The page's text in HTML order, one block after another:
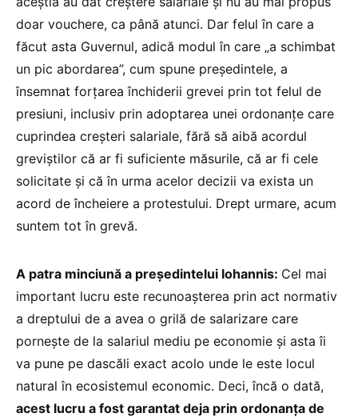
doar vouchere, ca până atunci. Dar felul în care a
făcut asta Guvernul, adică modul în care „a schimbat
un pic abordarea”, cum spune președintele, a
însemnat forțarea închiderii grevei prin tot felul de
presiuni, inclusiv prin adoptarea unei ordonanțe care
cuprindea creșteri salariale, fără să aibă acordul
greviștilor că ar fi suficiente măsurile, că ar fi cele
solicitate și că în urma acelor decizii va exista un
acord de încheiere a protestului. Drept urmare, acum
suntem tot în grevă.
A patra minciună a președintelui Iohannis: Cel mai
important lucru este recunoașterea prin act normativ
a dreptului de a avea o grilă de salarizare care
pornește de la salariul mediu pe economie și asta îi
va pune pe dascăli exact acolo unde le este locul
natural în ecosistemul economic. Deci, încă o dată,
acest lucru a fost garantat deja prin ordonanța de